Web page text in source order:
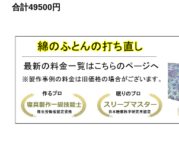
合計49500円